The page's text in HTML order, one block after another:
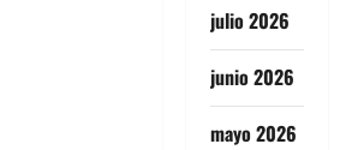
julio 2026
junio 2026
mayo 2026